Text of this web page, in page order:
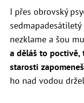
I přes obrovský
nezklame a šou
a děláš to poctivě,
starosti
ho nad vodou